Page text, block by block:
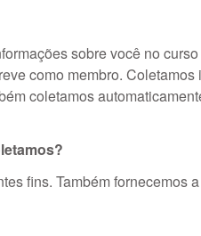
sobre você no
como membro.
coletamos
fins. Também